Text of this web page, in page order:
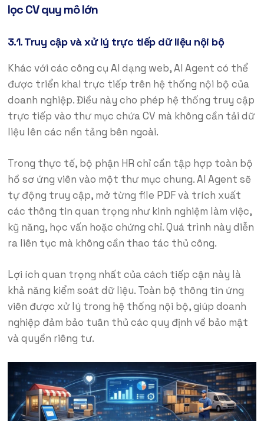
lọc CV quy mô lớn
3.1. Truy cập và xử lý trực tiếp dữ liệu nội bộ
Khác với các công cụ AI dạng web, AI Agent có thể
được triển khai trực tiếp trên hệ thống nội bộ của
doanh nghiệp. Điều này cho phép hệ thống truy cập
trực tiếp vào thư mục chứa CV mà không cần tải dữ
liệu lên các nền tảng bên ngoài.
Trong thực tế, bộ phận HR chỉ cần tập hợp toàn bộ
hồ sơ ứng viên vào một thư mục chung. AI Agent sẽ
tự động truy cập, mở từng file PDF và trích xuất
các thông tin quan trọng như kinh nghiệm làm việc,
kỹ năng, học vấn hoặc chứng chỉ. Quá trình này diễn
ra liên tục mà không cần thao tác thủ công.
Lợi ích quan trọng nhất của cách tiếp cận này là
khả năng kiểm soát dữ liệu. Toàn bộ thông tin ứng
viên được xử lý trong hệ thống nội bộ, giúp doanh
nghiệp đảm bảo tuân thủ các quy định về bảo mật
và quyền riêng tư.